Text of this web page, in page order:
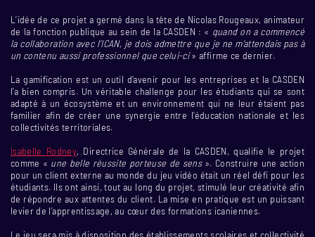
L’idée de ce projet a germé dans la tête de Nicolas Rougeaux, animateur
de la fonction publique au sein de la CASDEN : « quand on a commencé
la collaboration avec l’ICAN, je dois admettre que je ne m’attendais pas à
un contenu aussi professionnel que celui-ci» affirme ce dernier.
La gamification est un outil d’avenir pour les entreprises et la CASDEN
l’a bien compris. Un véritable challenge pour les étudiants qui se sont
adapté à un écosystème et un environnement qui ne leur étaient pas
familier afin de créer une synergie entre l’éducation nationale et les
collectivités territoriales.
Isabelle Rodney, Directrice Générale de la CASDEN, qualifie le projet
comme « une belle réussite porteuse de sens». Construire une action
pour un client externe au monde du jeu vidéo était un réel défi pour les
étudiants. Ils ont ainsi, tout au long du projet, stimulé leur créativité afin
de répondre aux attentes du client. La mise en pratique est un puissant
levier de l’apprentissage, au cœur des formations icaniennes.